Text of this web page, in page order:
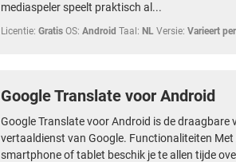
mediaspeler speelt praktisch al...
Licentie: Gratis OS: Android Taal: NL Versie: Varieert
Google Translate voor Android
Google Translate voor Android is de draagbare
vertaaldienst van Google. Functionaliteiten Met
smartphone of tablet beschik je te allen tijde